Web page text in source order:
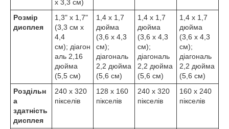
x 3,3 см)
Розмір
дисплея
1,3" x 1,7"
(3,3 см x
4,4
см); діагон
аль 2,16
дюйма
(5,5 см)
1,4 x 1,7
дюйма
(3,6 x 4,3
см);
діагональ
2,2 дюйма
(5,6 см)
1,4 x 1,7
дюйма
(3,6 x 4,3
см);
діагональ
2,2 дюйма
(5,6 см)
1,4 x 1,7
дюйма
(3,6 x 4,3
см);
діагональ
2,2 дюйма
(5,6 см)
Роздільн
а
здатність
дисплея
240 x 320
пікселів
128 x 160
пікселів
240 x 320
пікселів
160 x 240
пікселів